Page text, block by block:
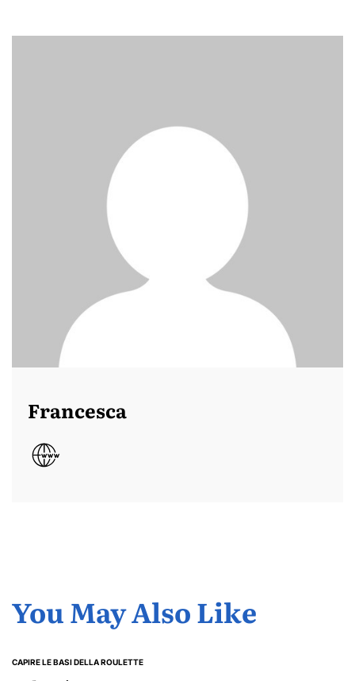
Francesca
You May Also Like
POSTED
CAPIRE LE BASI DELLA ROULETTE